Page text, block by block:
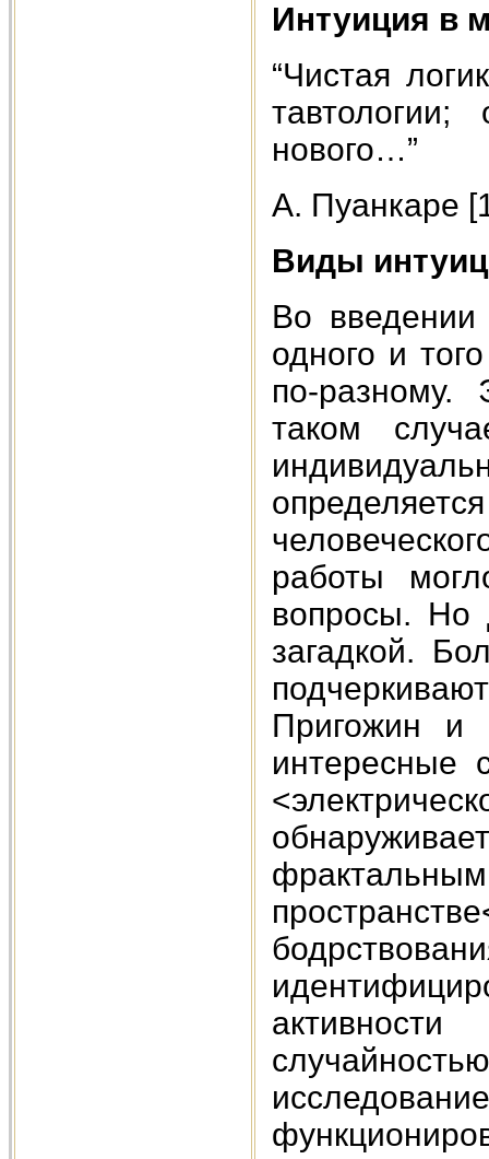
Интуиция в
“Чистая
нового…”
А. Пуанкаре
Виды
Во введении
одного и
по-
таком
работы
вопросы. Но
загадкой.
Пригожин и
интересные